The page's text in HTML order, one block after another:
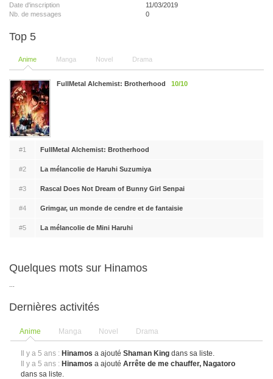
Date d'inscription
11/03/2019
Nb. de messages
0
Top 5
Anime Manga Novel Drama
FullMetal Alchemist: Brotherhood 10/10
#1 FullMetal Alchemist: Brotherhood
#2 La mélancolie de Haruhi Suzumiya
#3 Rascal Does Not Dream of Bunny Girl Senpai
#4 Grimgar, un monde de cendre et de fantaisie
#5 La mélancolie de Mini Haruhi
Quelques mots sur Hinamos
Dernières activités
Anime Manga Novel Drama
Il y a 5 ans : Hinamos a ajoutéShaman King dans sa liste.
Il y a 5 ans : Hinamos a ajoutéArrête de me chauffer, Nagatoro
dans sa liste.